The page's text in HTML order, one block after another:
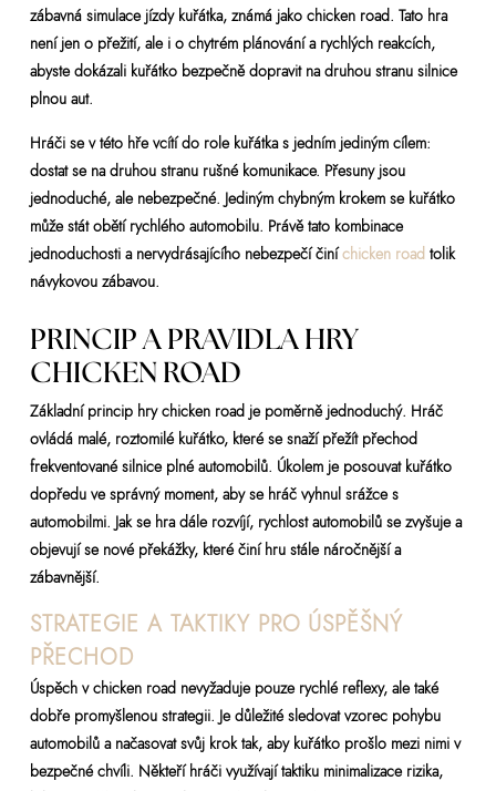
zábavná simulace jízdy kuřátka, známá jako chicken road. Tato hra
není jen o přežití, ale i o chytrém plánování a rychlých reakcích,
abyste dokázali kuřátko bezpečně dopravit na druhou stranu silnice
plnou aut.
Hráči se v této hře vcítí do role kuřátka s jedním jediným cílem:
dostat se na druhou stranu rušné komunikace. Přesuny jsou
jednoduché, ale nebezpečné. Jediným chybným krokem se kuřátko
může stát obětí rychlého automobilu. Právě tato kombinace
jednoduchosti a nervydrásajícího nebezpečí činíchicken roadtolik
návykovou zábavou.
PRINCIP A PRAVIDLA HRY
CHICKEN ROAD
Základní princip hry chicken road je poměrně jednoduchý. Hráč
ovládá malé, roztomilé kuřátko, které se snaží přežít přechod
frekventované silnice plné automobilů. Úkolem je posouvat kuřátko
dopředu ve správný moment, aby se hráč vyhnul srážce s
automobilmi. Jak se hra dále rozvíjí, rychlost automobilů se zvyšuje a
objevují se nové překážky, které činí hru stále náročnější a
zábavnější.
STRATEGIE A TAKTIKY PRO ÚSPĚŠNÝ
PŘECHOD
Úspěch v chicken road nevyžaduje pouze rychlé reflexy, ale také
dobře promyšlenou strategii. Je důležité sledovat vzorec pohybu
automobilů a načasovat svůj krok tak, aby kuřátko prošlo mezi nimi v
bezpečné chvíli. Někteří hráči využívají taktiku minimalizace rizika,